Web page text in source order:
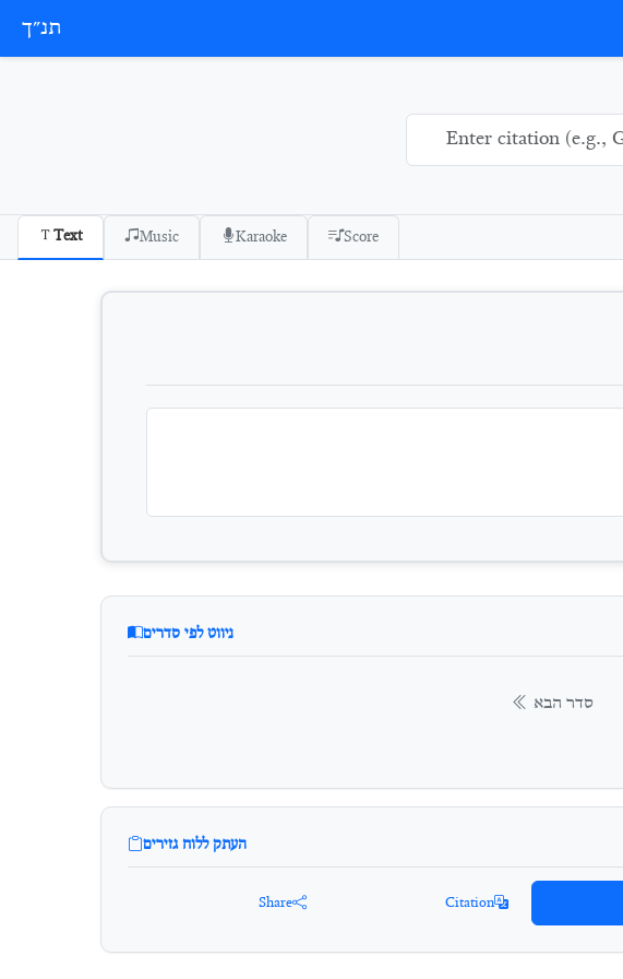
תנ״ך
Text Music Karaoke Score
ניווט לפי סדרים
סדר הבא
העתק ללוח גזירים
Citation
Share